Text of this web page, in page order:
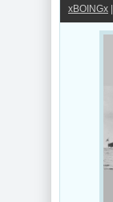
xBOINGx